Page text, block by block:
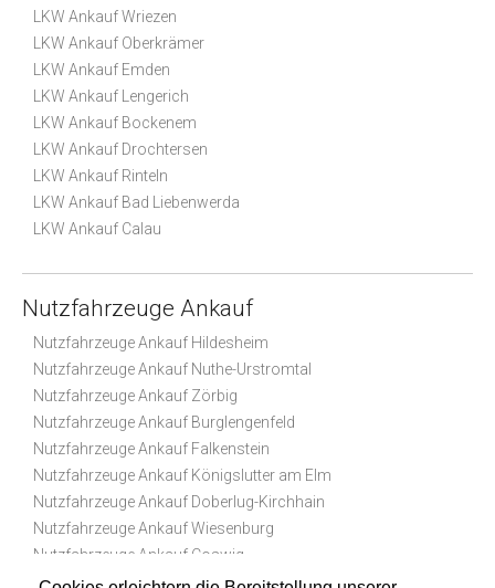
LKW Ankauf Wriezen
LKW Ankauf Oberkrämer
LKW Ankauf Emden
LKW Ankauf Lengerich
LKW Ankauf Bockenem
LKW Ankauf Drochtersen
LKW Ankauf Rinteln
LKW Ankauf Bad Liebenwerda
LKW Ankauf Calau
Nutzfahrzeuge Ankauf
Nutzfahrzeuge Ankauf Hildesheim
Nutzfahrzeuge Ankauf Nuthe-Urstromtal
Nutzfahrzeuge Ankauf Zörbig
Nutzfahrzeuge Ankauf Burglengenfeld
Nutzfahrzeuge Ankauf Falkenstein
Nutzfahrzeuge Ankauf Königslutter am Elm
Nutzfahrzeuge Ankauf Doberlug-Kirchhain
Nutzfahrzeuge Ankauf Wiesenburg
Nutzfahrzeuge Ankauf Coswig
Nutzfahrzeuge Ankauf Geldern